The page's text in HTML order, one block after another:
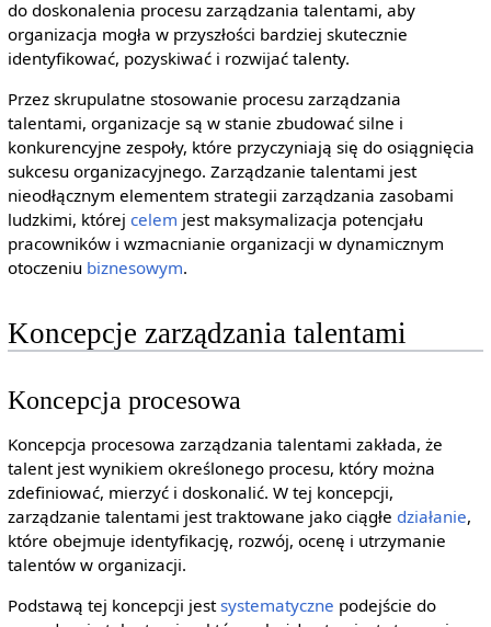
do doskonalenia procesu zarządzania talentami, aby
organizacja mogła w przyszłości bardziej skutecznie
identyfikować, pozyskiwać i rozwijać talenty.
Przez skrupulatne stosowanie procesu zarządzania
talentami, organizacje są w stanie zbudować silne i
konkurencyjne zespoły, które przyczyniają się do osiągnięcia
sukcesu organizacyjnego. Zarządzanie talentami jest
nieodłącznym elementem strategii zarządzania zasobami
ludzkimi, której celem jest maksymalizacja potencjału
pracowników i wzmacnianie organizacji w dynamicznym
otoczeniu biznesowym.
Koncepcje zarządzania talentami
Koncepcja procesowa
Koncepcja procesowa zarządzania talentami zakłada, że
talent jest wynikiem określonego procesu, który można
zdefiniować, mierzyć i doskonalić. W tej koncepcji,
zarządzanie talentami jest traktowane jako ciągłe działanie,
które obejmuje identyfikację, rozwój, ocenę i utrzymanie
talentów w organizacji.
Podstawą tej koncepcji jestsystematyczne podejście do